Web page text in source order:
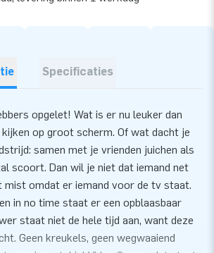
Specificaties
opgelet! Wat is er nu leuker dan
op groot scherm. Of wat dacht je
samen met je vrienden juichen als
scoort. Dan wil je niet dat iemand net
mist omdat er iemand voor de tv staat.
in no time staat er een opblaasbaar
staat niet de hele tijd aan, want deze
Geen kreukels, geen wegwaaiend